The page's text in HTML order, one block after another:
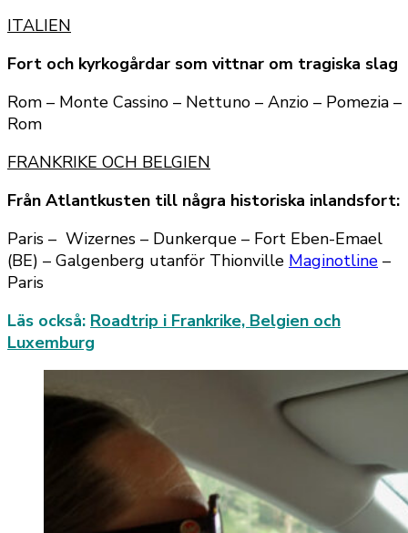
ITALIEN
Fort och kyrkogårdar som vittnar om tragiska slag
Rom – Monte Cassino – Nettuno – Anzio – Pomezia –
Rom
FRANKRIKE OCH BELGIEN
Från Atlantkusten till några historiska inlandsfort:
Paris – Wizernes – Dunkerque – Fort Eben-Emael
(BE) – Galgenberg utanför Thionville Maginotline –
Paris
Läs också: Roadtrip i Frankrike, Belgien och
Luxemburg